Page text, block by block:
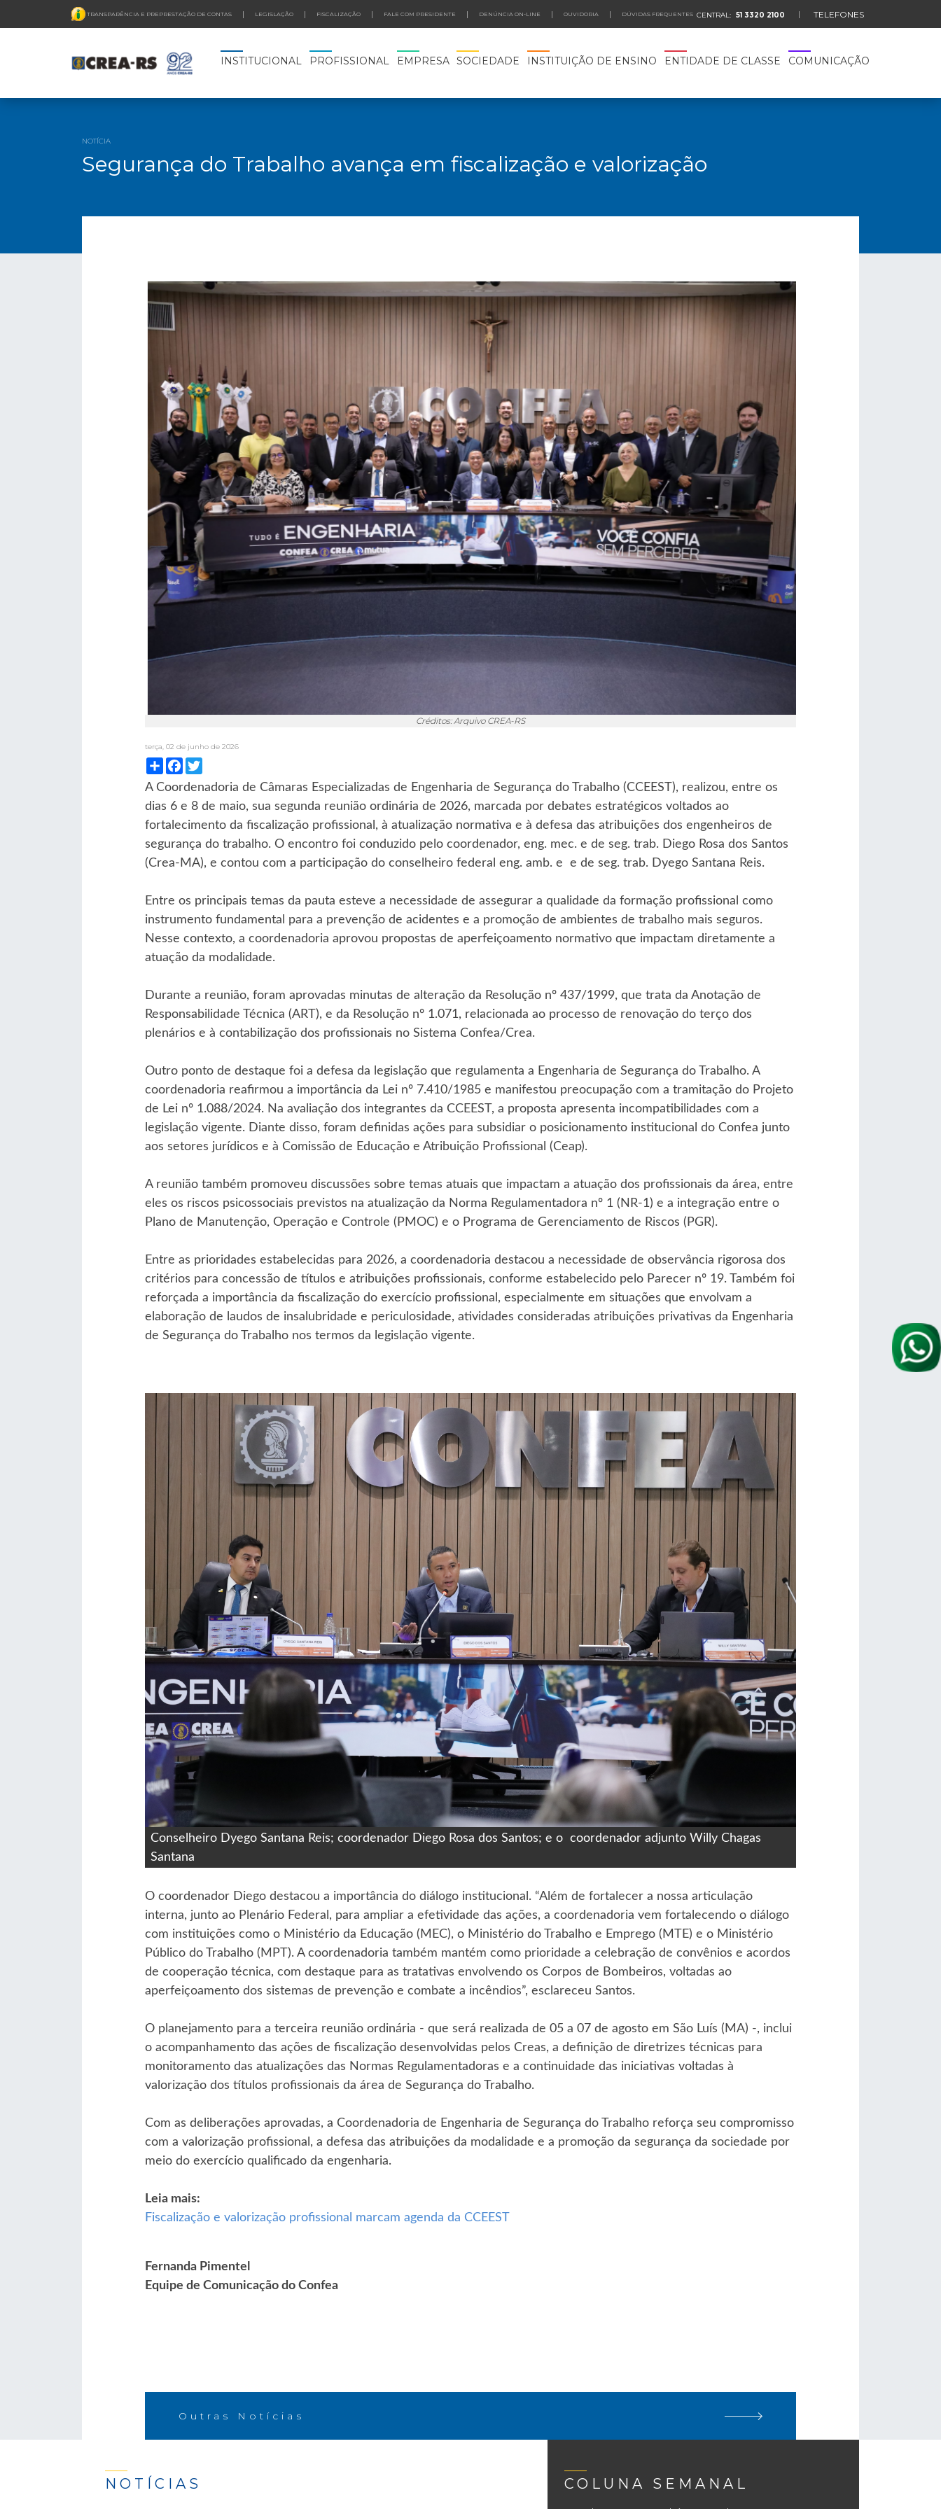
TRANSPARÊNCIA E PREPRESTAÇÃO DE CONTAS LEGISLAÇÃO FISCALIZAÇÃO FALE COM PRESIDENTE DENÚNCIA ON-LINE OUVIDORIA DÚVIDAS FREQUENTES CENTRAL: 51 3320 2100 TELEFONES
INSTITUCIONAL PROFISSIONAL EMPRESA SOCIEDADE INSTITUIÇÃO DE ENSINO ENTIDADE DE CLASSE COMUNICAÇÃO
NOTÍCIA
Segurança do Trabalho avança em fiscalização e valorização
Créditos: Arquivo CREA-RS
terça, 02 de junho de 2026
Compartilhar
Facebook
A Coordenadoria de Câmaras Especializadas de Engenharia de Segurança do Trabalho (CCEEST), realizou, entre os
dias 6 e 8 de maio, sua segunda reunião ordinária de 2026, marcada por debates estratégicos voltados ao
fortalecimento da fiscalização profissional, à atualização normativa e à defesa das atribuições dos engenheiros de
segurança do trabalho. O encontro foi conduzido pelo coordenador, eng. mec. e de seg. trab. Diego Rosa dos Santos
(Crea-MA), e contou com a participação do conselheiro federal eng. amb. e e de seg. trab. Dyego Santana Reis.
Entre os principais temas da pauta esteve a necessidade de assegurar a qualidade da formação profissional como
instrumento fundamental para a prevenção de acidentes e a promoção de ambientes de trabalho mais seguros.
Nesse contexto, a coordenadoria aprovou propostas de aperfeiçoamento normativo que impactam diretamente a
atuação da modalidade.
Durante a reunião, foram aprovadas minutas de alteração da Resolução nº 437/1999, que trata da Anotação de
Responsabilidade Técnica (ART), e da Resolução nº 1.071, relacionada ao processo de renovação do terço dos
plenários e à contabilização dos profissionais no Sistema Confea/Crea.
Outro ponto de destaque foi a defesa da legislação que regulamenta a Engenharia de Segurança do Trabalho. A
coordenadoria reafirmou a importância da Lei nº 7.410/1985 e manifestou preocupação com a tramitação do Projeto
de Lei nº 1.088/2024. Na avaliação dos integrantes da CCEEST, a proposta apresenta incompatibilidades com a
legislação vigente. Diante disso, foram definidas ações para subsidiar o posicionamento institucional do Confea junto
aos setores jurídicos e à Comissão de Educação e Atribuição Profissional (Ceap).
A reunião também promoveu discussões sobre temas atuais que impactam a atuação dos profissionais da área, entre
eles os riscos psicossociais previstos na atualização da Norma Regulamentadora nº 1 (NR-1) e a integração entre o
Plano de Manutenção, Operação e Controle (PMOC) e o Programa de Gerenciamento de Riscos (PGR).
Entre as prioridades estabelecidas para 2026, a coordenadoria destacou a necessidade de observância rigorosa dos
critérios para concessão de títulos e atribuições profissionais, conforme estabelecido pelo Parecer nº 19. Também foi
reforçada a importância da fiscalização do exercício profissional, especialmente em situações que envolvam a
elaboração de laudos de insalubridade e periculosidade, atividades consideradas atribuições privativas da Engenharia
de Segurança do Trabalho nos termos da legislação vigente.
Conselheiro Dyego Santana Reis; coordenador Diego Rosa dos Santos; e o coordenador adjunto Willy Chagas
Santana
O coordenador Diego destacou a importância do diálogo institucional. “Além de fortalecer a nossa articulação
interna, junto ao Plenário Federal, para ampliar a efetividade das ações, a coordenadoria vem fortalecendo o diálogo
com instituições como o Ministério da Educação (MEC), o Ministério do Trabalho e Emprego (MTE) e o Ministério
Público do Trabalho (MPT). A coordenadoria também mantém como prioridade a celebração de convênios e acordos
de cooperação técnica, com destaque para as tratativas envolvendo os Corpos de Bombeiros, voltadas ao
aperfeiçoamento dos sistemas de prevenção e combate a incêndios”, esclareceu Santos.
O planejamento para a terceira reunião ordinária - que será realizada de 05 a 07 de agosto em São Luís (MA) -, inclui
o acompanhamento das ações de fiscalização desenvolvidas pelos Creas, a definição de diretrizes técnicas para
monitoramento das atualizações das Normas Regulamentadoras e a continuidade das iniciativas voltadas à
valorização dos títulos profissionais da área de Segurança do Trabalho.
Com as deliberações aprovadas, a Coordenadoria de Engenharia de Segurança do Trabalho reforça seu compromisso
com a valorização profissional, a defesa das atribuições da modalidade e a promoção da segurança da sociedade por
meio do exercício qualificado da engenharia.
Leia mais:
Fiscalização e valorização profissional marcam agenda da CCEEST
Fernanda Pimentel
Equipe de Comunicação do Confea
Outras Notícias
NOTÍCIAS COLUNA SEMANAL